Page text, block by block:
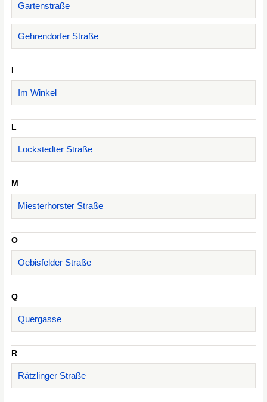
Gartenstraße
Gehrendorfer Straße
I
Im Winkel
L
Lockstedter Straße
M
Miesterhorster Straße
O
Oebisfelder Straße
Q
Quergasse
R
Rätzlinger Straße